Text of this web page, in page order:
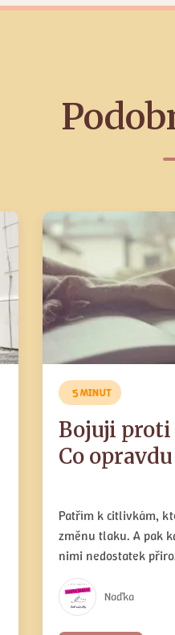
5 MINUT
Bojuji proti
Co
Patřím k citlivkám,
změnu tlaku. A pak
nimi nedostatek
tendenci se
špatně spím a mám
nechci. Tak jsem si
Naďka